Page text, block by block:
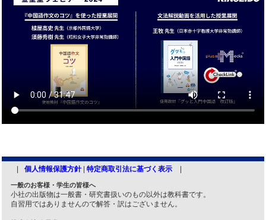
個人情報保護方針| 特定商取引法に基づく表示
一般のお客様・学生の皆様へ
小社の出版物は一般書・研究書扱いのもの以外は教科書です。
自習用ではありませんので解答・訳はございません。